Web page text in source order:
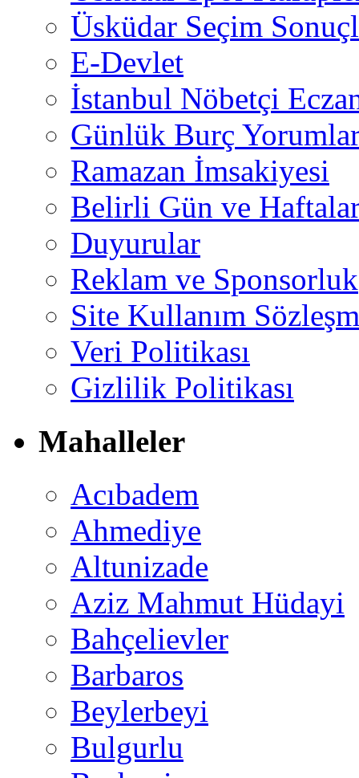
Üsküdar Seçim
E-Devlet
İstanbul Nöbetçi
Günlük Burç
Ramazan İmsakiyesi
Belirli Gün ve
Duyurular
Reklam ve Sponsorluk
Site Kullanım
Veri Politikası
Gizlilik Politikası
Mahalleler
Acıbadem
Ahmediye
Altunizade
Aziz Mahmut Hüdayi
Bahçelievler
Barbaros
Beylerbeyi
Bulgurlu